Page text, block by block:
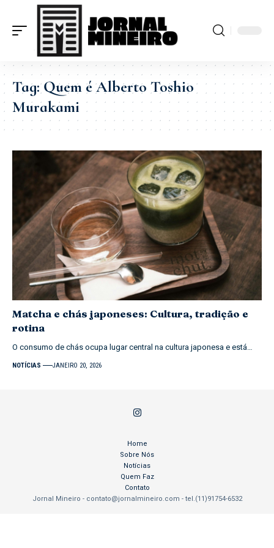
Tag:Quem é Alberto Toshio
Murakami
Matcha e chás japoneses: Cultura, tradição e
rotina
O consumo de chás ocupa lugar central na cultura japonesa e está…
NOTÍCIAS JANEIRO 20, 2026
Jornal Mineiro - contato@jornalmineiro.com - tel.(11)91754-6532
Home
Sobre Nós
Notícias
Quem Faz
Contato